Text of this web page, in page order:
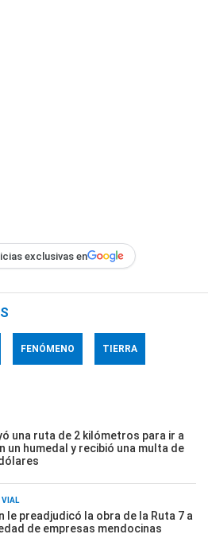
exclusivas en
FENÓMENO TIERRA
una ruta de 2 kilómetros para ir a
un humedal y recibió una multa de
VIAL
le preadjudicó la obra de la Ruta 7 a
de empresas mendocinas